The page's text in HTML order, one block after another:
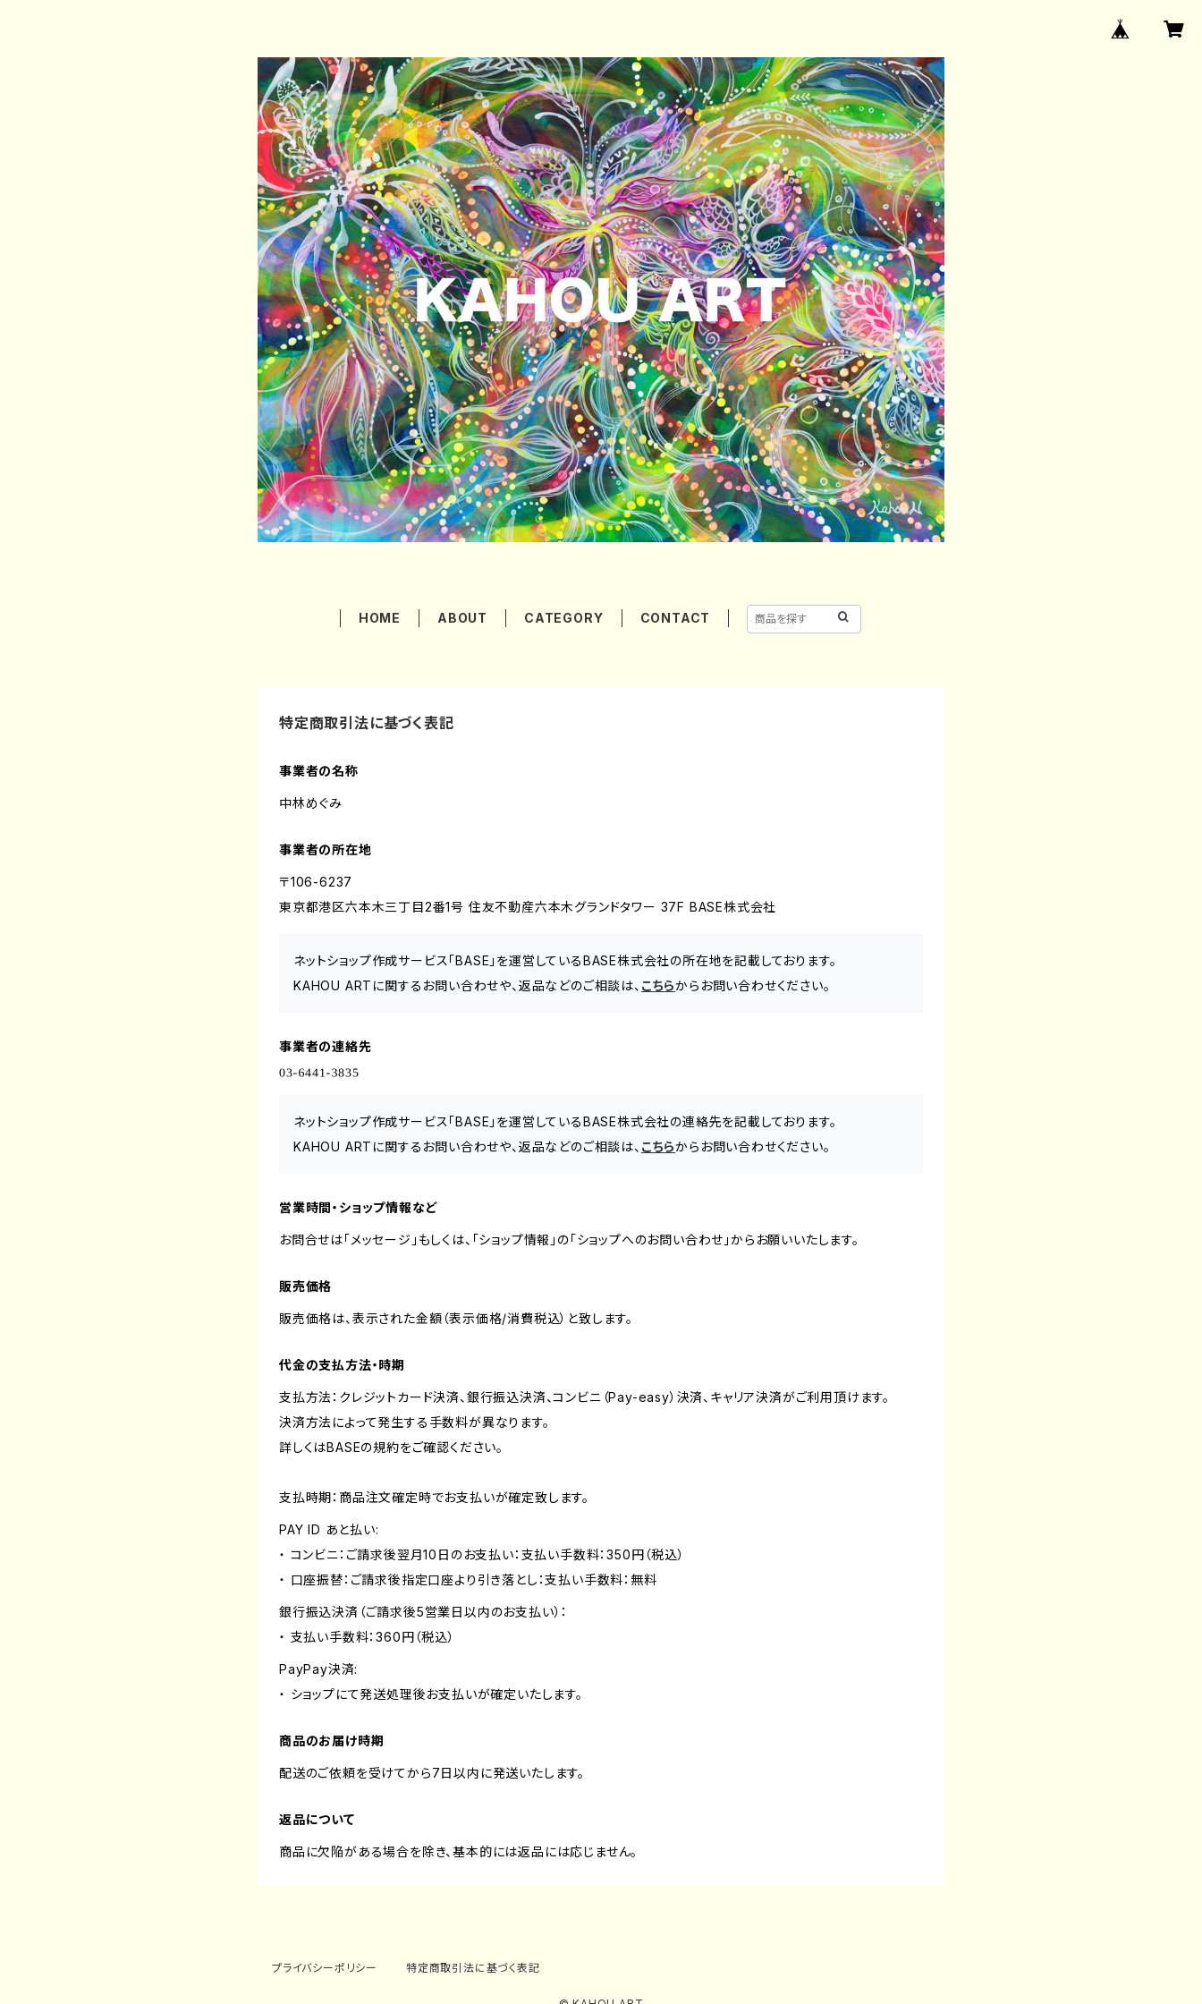
HOME ABOUT CATEGORY CONTACT
特定商取引法に基づく表記
事業者の名称
中林めぐみ
事業者の所在地
〒106-6237
東京都港区六本木三丁目2番1号 住友不動産六本木グランドタワー 37F BASE株式会社
ネットショップ作成サービス「BASE」を運営しているBASE株式会社の所在地を記載しております。
KAHOU ARTに関するお問い合わせや、返品などのご相談は、 こちらからお問い合わせください。
事業者の連絡先
ネットショップ作成サービス「BASE」を運営しているBASE株式会社の連絡先を記載しております。
KAHOU ARTに関するお問い合わせや、返品などのご相談は、 こちらからお問い合わせください。
営業時間・ショップ情報など
お問合せは「メッセージ」もしくは、「ショップ情報」の「ショップへのお問い合わせ」からお願いいたします。
販売価格
販売価格は、表示された金額（表示価格/消費税込）と致します。
代金の支払方法・時期
支払方法：クレジットカード決済、銀行振込決済、コンビニ（Pay-easy）決済、キャリア決済がご利用頂けます。
決済方法によって発生する手数料が異なります。
詳しくはBASEの規約をご確認ください。
支払時期：商品注文確定時でお支払いが確定致します。
PAY ID あと払い:
・ コンビニ：ご請求後翌月10日のお支払い：支払い手数料：350円（税込）
・ 口座振替：ご請求後指定口座より引き落とし：支払い手数料：無料
銀行振込決済（ご請求後5営業日以内のお支払い）：
・ 支払い手数料：360円（税込）
PayPay決済:
・ ショップにて発送処理後お支払いが確定いたします。
商品のお届け時期
配送のご依頼を受けてから7日以内に発送いたします。
返品について
商品に欠陥がある場合を除き、基本的には返品には応じません。
プライバシーポリシー 特定商取引法に基づく表記